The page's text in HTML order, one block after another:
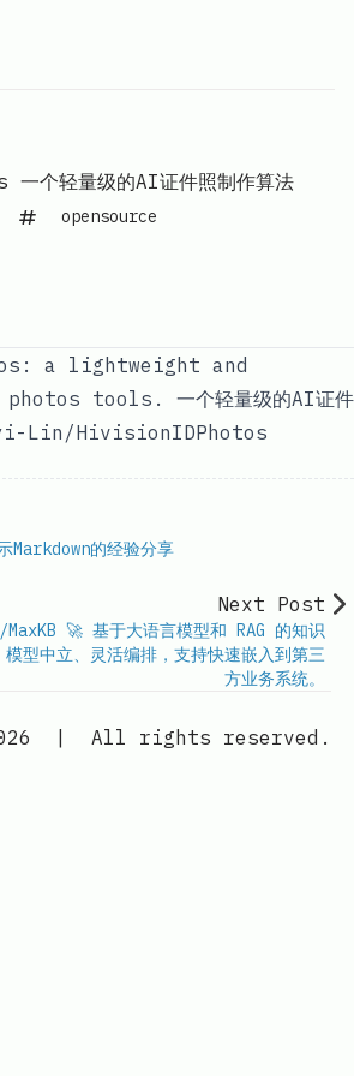
个轻量级的AI证件照制作算法
opensource
a lightweight and
tools. 一个轻量级的AI证件
Lin/HivisionIDPhotos
的经验分享
Next Post
🚀 基于大语言模型和 RAG 的知识
型中立、灵活编排，支持快速嵌入到第三
方业务系统。
Github
on Twitter
email to
All rights reserved.